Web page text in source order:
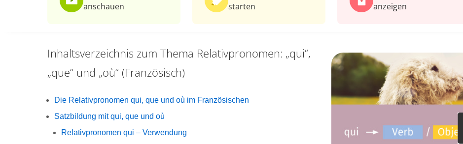
anschauen
starten
anzeigen
Inhaltsverzeichnis zum Thema Relativpronomen: „qui“,
„que“ und „où“ (Französisch)
Die Relativpronomen qui, que und où im Französischen
Satzbildung mit qui, que und où
Relativpronomen qui – Verwendung